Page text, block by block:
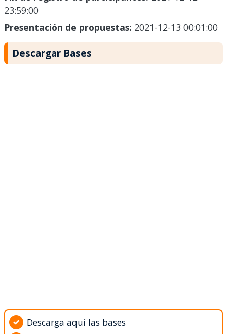
23:59:00
Presentación de propuestas: 2021-12-13 00:01:00
Descargar Bases
Descarga aquí las bases